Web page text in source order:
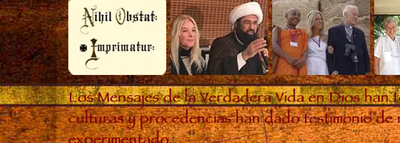
Los Mensajes de la Verdadera Vida en Dios
culturas y procedencias han dado testimonio